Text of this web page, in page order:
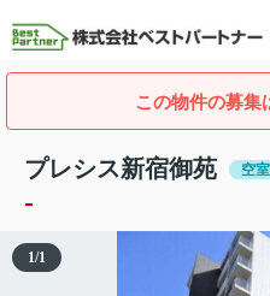
この物件の募集
プレシス新宿御苑 空
-
1/1